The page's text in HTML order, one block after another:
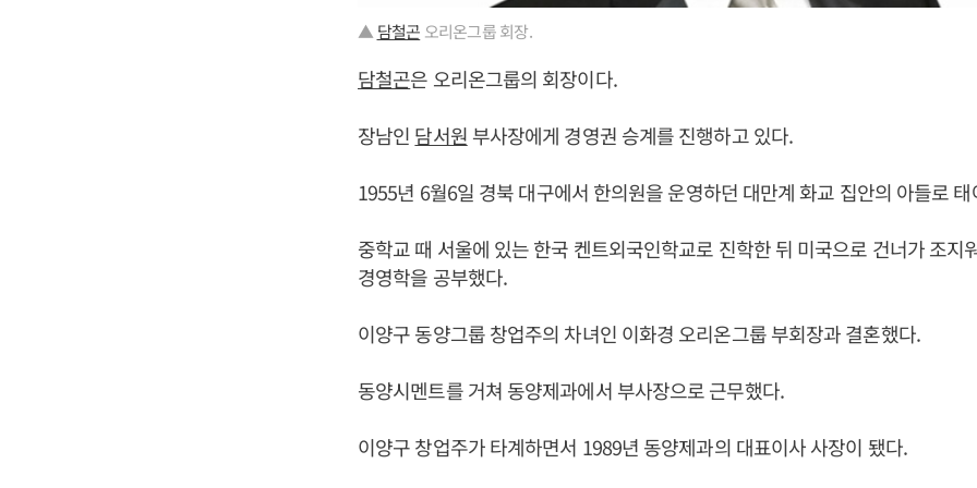
▲ 담철곤 오리온그룹 회장.
담철곤은 오리온그룹의 회장이다.
장남인 담서원부사장에게 경영권 승계를 진행하고 있다.
1955년 6월6일 경북 대구에서 한의원을 운영하던 대만계 화교 집안의 아들로
중학교 때 서울에 있는 한국 켄트외국인학교로 진학한 뒤 미국으로 건너가 조지
경영학을 공부했다.
이양구 동양그룹 창업주의 차녀인 이화경 오리온그룹 부회장과 결혼했다.
동양시멘트를 거쳐 동양제과에서 부사장으로 근무했다.
이양구 창업주가 타계하면서 1989년 동양제과의 대표이사 사장이 됐다.